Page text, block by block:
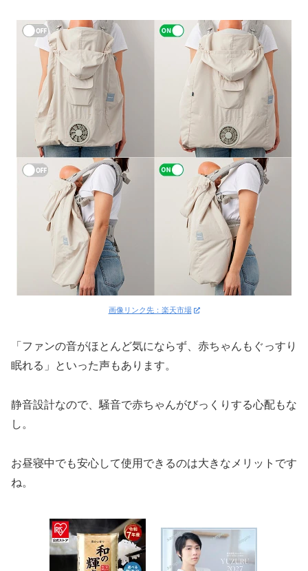
画像リンク先：楽天市場
「ファンの音がほとんど気にならず、赤ちゃんもぐっすり
眠れる」といった声もあります。
静音設計なので、騒音で赤ちゃんがびっくりする心配もな
し。
お昼寝中でも安心して使用できるのは大きなメリットです
ね。